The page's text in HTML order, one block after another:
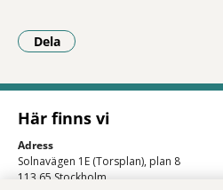
Dela
- Klicka för att öppna
Här finns vi
Adress
Solnavägen 1E (Torsplan), plan 8
113 65 Stockholm